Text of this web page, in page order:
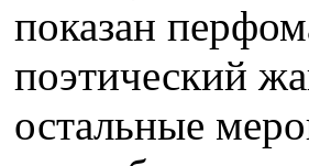
показан
поэтический
остальные